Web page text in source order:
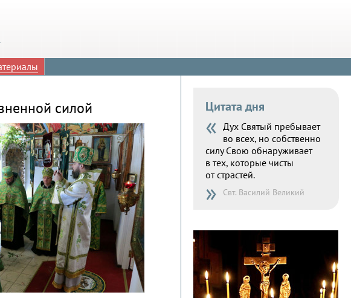
силой Цитата дня
« Дух Святый пребывает
во всех, но собственно
силу Свою обнаруживает
в тех, которые чисты
от страстей.
» Свт. Василий Великий